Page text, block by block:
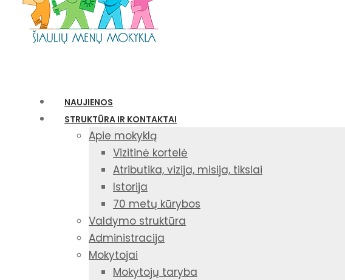
NAUJIENOS
STRUKTŪRA IR KONTAKTAI
Apie mokyklą
Vizitinė kortelė
Atributika, vizija, misija, tikslai
Istorija
70 metų kūrybos
Valdymo struktūra
Administracija
Mokytojai
Mokytojų taryba